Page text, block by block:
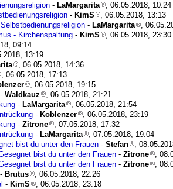
- LaMargarita
, 06.05.2018, 10:24
- KimS
, 06.05.2018, 13:13
- LaMargarita
,
- Kirchenspaltung - KimS
, 06.05.2018, 23:30
09:14
13:19
, 06.05.2018, 14:36
, 06.05.2018, 17:13
, 06.05.2018, 19:15
- Waldkauz
, 06.05.2018, 21:21
- LaMargarita
, 06.05.2018, 21:54
- Koblenzer
, 06.05.2018, 23:19
- Zitrone
, 07.05.2018, 17:32
- LaMargarita
, 07.05.2018, 19:04
bist du unter den Frauen - Stefan
,
bist du unter den Frauen - Zitrone
,
bist du unter den Frauen - Zitrone
,
- Brutus
, 06.05.2018, 22:26
- KimS
, 06.05.2018, 23:18